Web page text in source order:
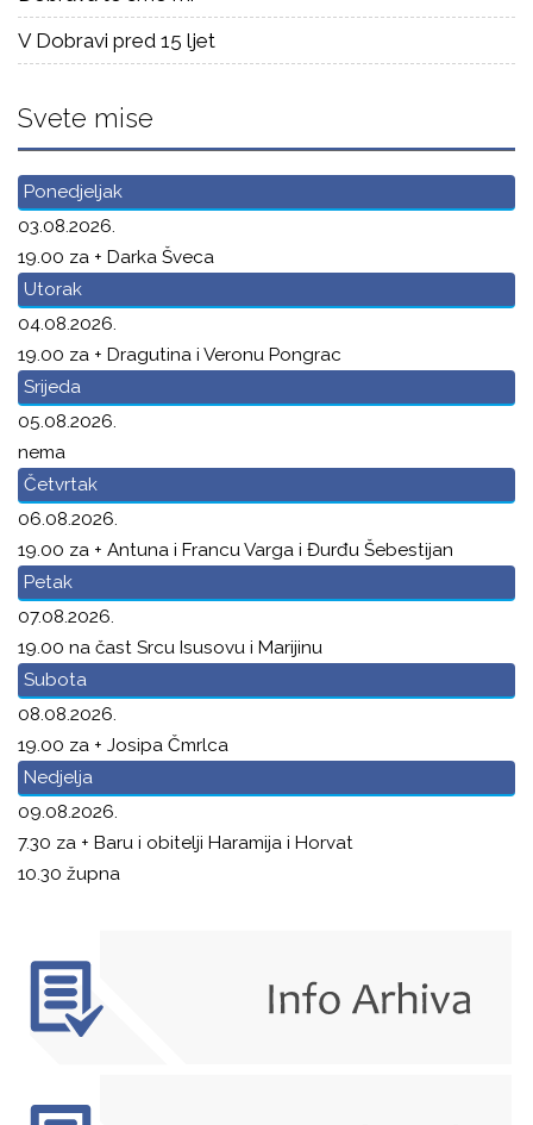
V Dobravi pred 15 ljet
Svete mise
Ponedjeljak
03.08.2026.
19.00 za + Darka Šveca
Utorak
04.08.2026.
19.00 za + Dragutina i Veronu Pongrac
Srijeda
05.08.2026.
nema
Četvrtak
06.08.2026.
19.00 za + Antuna i Francu Varga i Đurđu Šebestijan
Petak
07.08.2026.
19.00 na čast Srcu Isusovu i Marijinu
Subota
08.08.2026.
19.00 za + Josipa Čmrlca
Nedjelja
09.08.2026.
7.30 za + Baru i obitelji Haramija i Horvat
10.30 župna